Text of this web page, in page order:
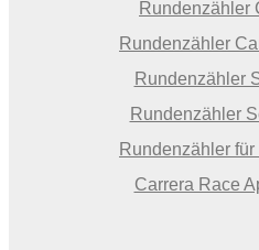
Rundenzähler
Rundenzähler
Rundenzähler
Rundenzähler
Rundenzähler
Carrera Race